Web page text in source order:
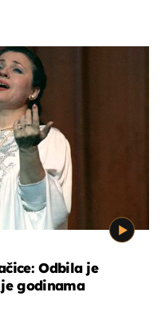
Odbila je
godinama